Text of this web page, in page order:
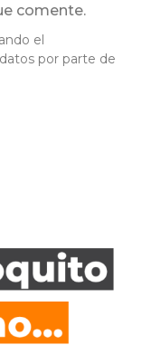
comente.
el
por parte de